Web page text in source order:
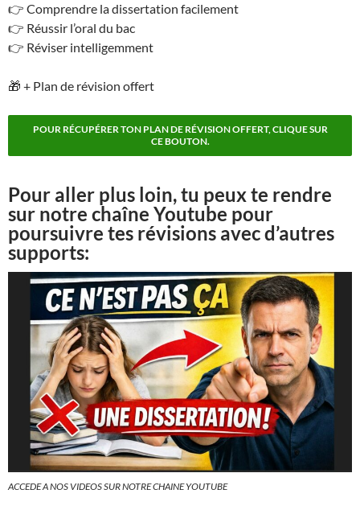
👉 Comprendre la dissertation facilement
👉 Réussir l’oral du bac
👉 Réviser intelligemment
🎁 + Plan de révision offert
POUR RÉCUPÉRER TON PLAN DE RÉVISION OFFERT, CLIQUE SUR
CE BOUTON.
Pour aller plus loin, tu peux te rendre
sur notre chaîne Youtube pour
poursuivre tes révisions avec d’autres
supports:
ACCEDE A NOS VIDEOS SUR NOTRE CHAINE YOUTUBE